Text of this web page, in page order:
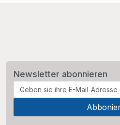
Newsletter abonnieren